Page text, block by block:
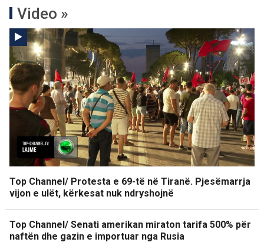
Video »
Top Channel/ Protesta e 69-të në Tiranë. Pjesëmarrja
vijon e ulët, kërkesat nuk ndryshojnë
Top Channel/ Senati amerikan miraton tarifa 500% për
naftën dhe gazin e importuar nga Rusia